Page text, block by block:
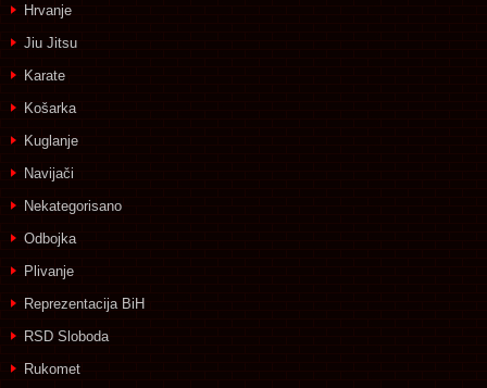
Hrvanje
Jiu Jitsu
Karate
Košarka
Kuglanje
Navijači
Nekategorisano
Odbojka
Plivanje
Reprezentacija BiH
RSD Sloboda
Rukomet